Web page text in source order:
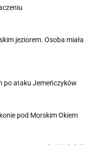
jeziorem. Osoba miała
po ataku Jemeńczyków
pod Morskim Okiem